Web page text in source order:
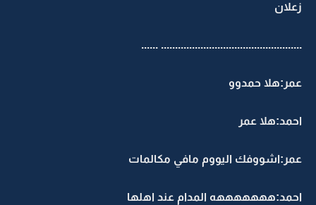
زعلان
.................................................. ......
عمر:هلا حمدوو
احمد:هلا عمر
عمر:اشووفك اليووم مافي مكالمات
احمد:هههههههه المدام عند اهلها